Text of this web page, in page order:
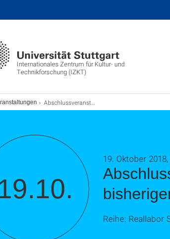
Internationales Zentrum für Kultur- und
Technikforschung (IZKT)
Abschlussveranstaltung / Ausstellung der bisherigen Forschungsergebnisse
19. Oktober
Reihe: Reallabor